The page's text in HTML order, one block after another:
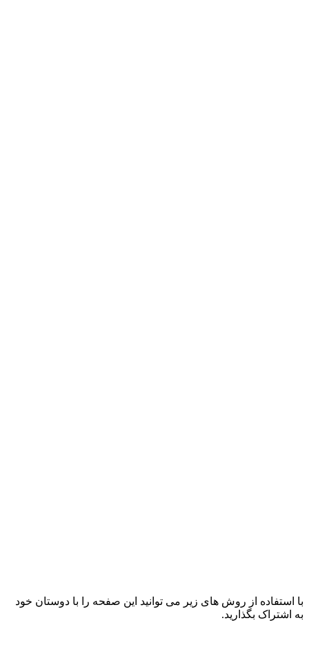
با استفاده از روش های زیر می توانید این صفحه را با دوستان خود
به اشتراک بگذارید.